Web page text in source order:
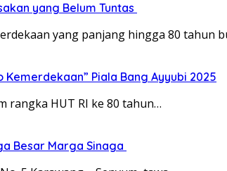
yang Belum Tuntas
yang panjang hingga 80 tahun
Kemerdekaan” Piala Bang Ayyubi 2025
rangka HUT RI ke 80 tahun…
Besar Marga Sinaga